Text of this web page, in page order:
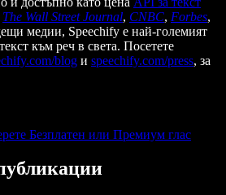
The Wall Street Journal, CNBC, Forbes,
медии, Speechify е най-големият
към реч в света. Посетете
blog и speechify.com/press, за
Безплатен или Премиум глас